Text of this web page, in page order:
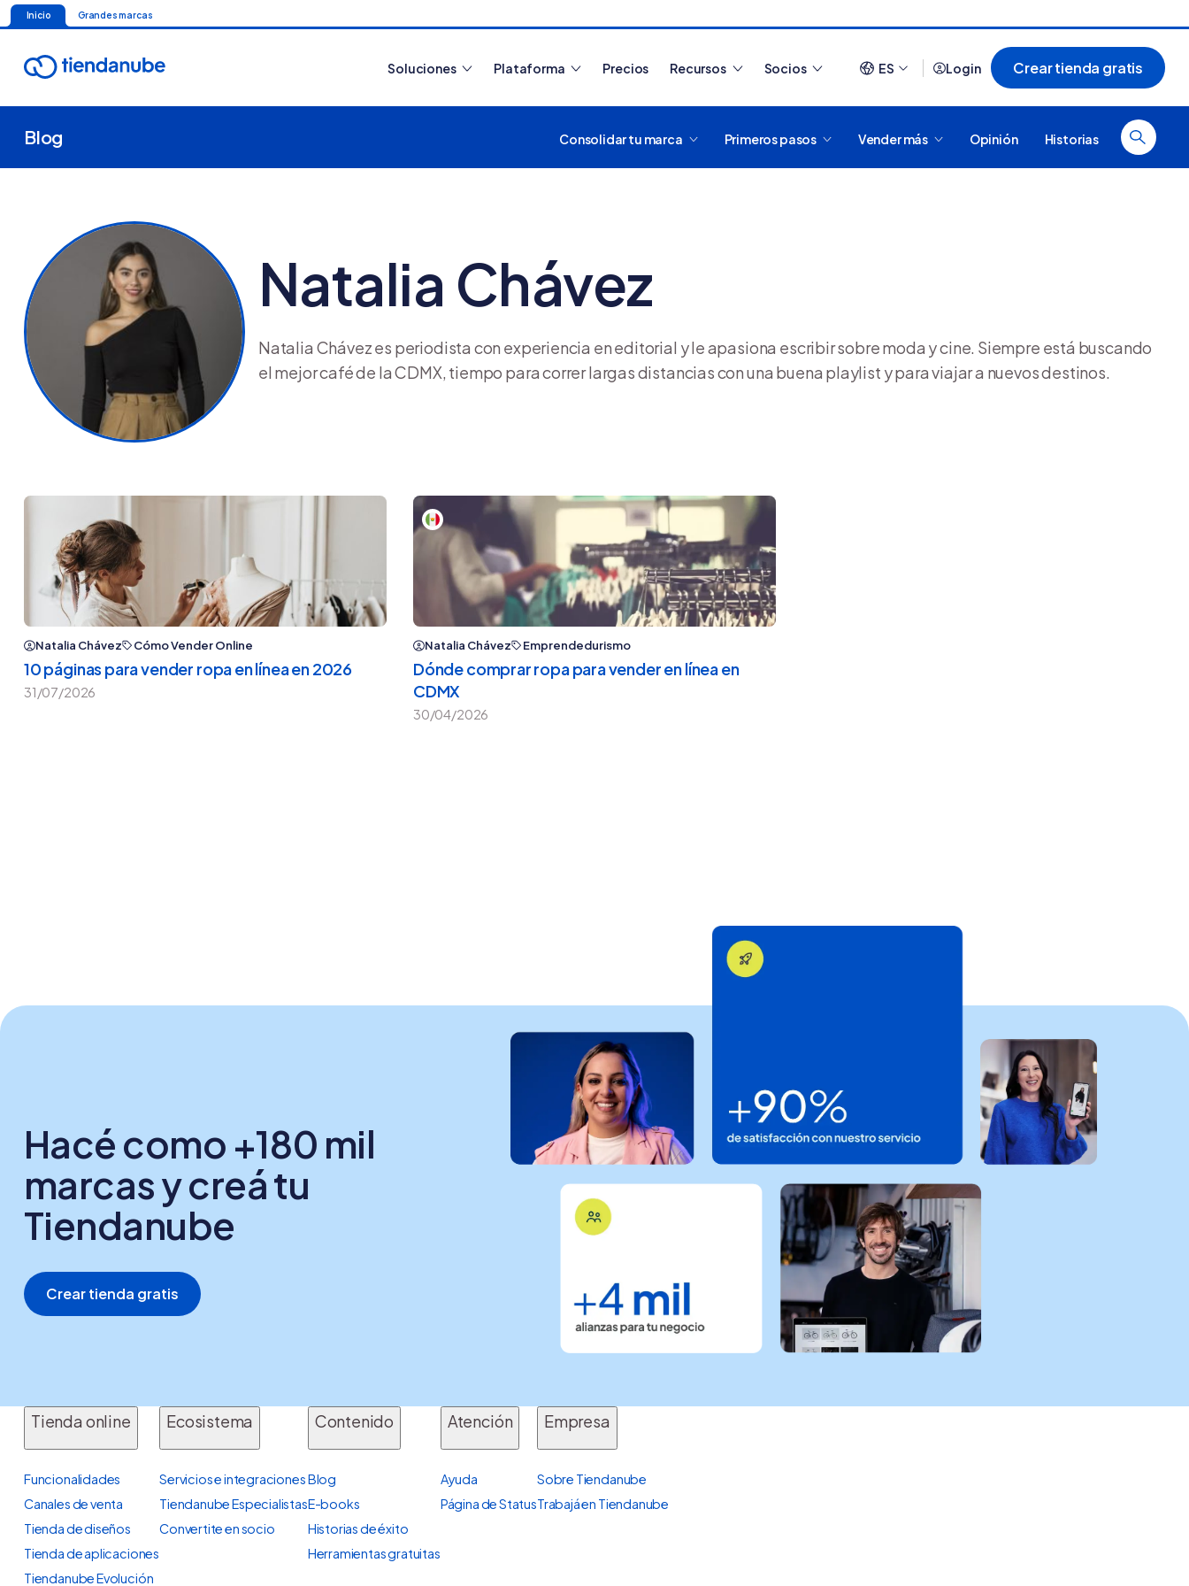
Inicio Grandes marcas
Soluciones Plataforma Precios Recursos
¿Cómo funciona Tiendanube? Aprende a
Socios ES Login Crear tienda gratis
Blog Consolidar tu marca Primeros pasos Vender más Opinión Historias
Natalia Chávez
Natalia Chávez es periodista con experiencia en editorial y le apasiona escribir sobre moda y cine. Siempre está buscando
el mejor café de la CDMX, tiempo para correr largas distancias con una buena playlist y para viajar a nuevos destinos.
Natalia Chávez Cómo Vender Online
10 páginas para vender ropa en línea en 2026
31/07/2026
Natalia Chávez Emprendedurismo
Dónde comprar ropa para vender en línea en
CDMX
30/04/2026
Hacé como +180 mil
marcas y creá tu
Tiendanube
Crear tienda gratis
Tienda online
Funcionalidades
Canales de venta
Tienda de diseños
Tienda de aplicaciones
Tiendanube Evolución
Ecosistema
Servicios e integraciones
Tiendanube Especialistas
Convertite en socio
Contenido
Blog
E-books
Historias de éxito
Herramientas gratuitas
Atención
Ayuda
Página de Status
Empresa
Sobre Tiendanube
Trabajá en Tiendanube